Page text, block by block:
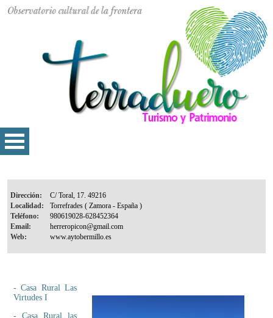
Dirección:
Localidad:
Teléfono:
Email:
Web:
-Casa Rural Las
Virtudes I
- Casa Rural las